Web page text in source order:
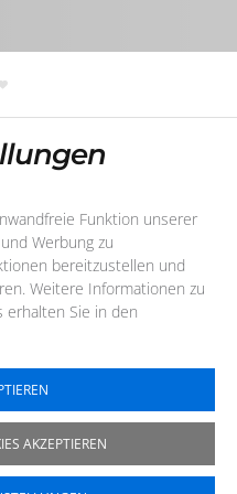
Funktion unserer
Werbung zu
bereitzustellen und
Weitere Informationen zu
erhalten Sie in den
AKZEPTIEREN